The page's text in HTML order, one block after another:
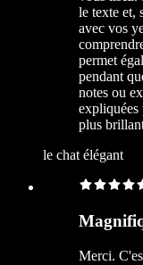
le texte et,
avec vos
permet
pendant
notes ou
expliquées
plus
le chat élégant
Merci.